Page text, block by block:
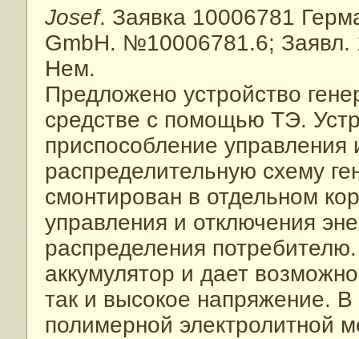
Josef. Заявка 10006781
GmbH. №10006781.6; Заявл.
Нем.
Предложено устройство
средстве с помощью ТЭ.
приспособление управления
распределительную схему
смонтирован в отдельном
управления и отключения
распределения
аккумулятор и дает
так и высокое напряжение. В
полимерной электролитной